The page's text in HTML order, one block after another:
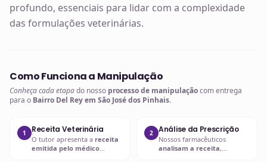
profundo, essenciais para lidar com a complexidade
das formulações veterinárias.
Como Funciona a Manipulação
Conheça cada etapado nosso processo de manipulaçãocom entrega
para o Bairro Del Rey em São José dos Pinhais.
1 Receita Veterinária
O tutor apresenta a receita
emitida pelo médico
2 Análise da Prescrição
Nossos farmacêuticos
analisam a receita,